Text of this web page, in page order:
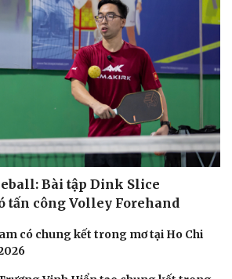
Bài tập Dink Slice
tấn công Volley Forehand
có chung kết trong mơ tại Ho Chi